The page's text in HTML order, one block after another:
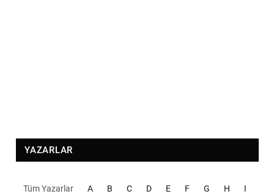
YAZARLAR
Tüm Yazarlar A B C D E F G H I